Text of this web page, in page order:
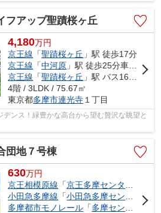
フアップ聖蹟桜ヶ丘
4,180万円
京王線 「聖蹟桜ヶ丘 」駅 徒歩17分
京王線 「中河原 」駅 徒歩25分車6分
京王線 「聖蹟桜ヶ丘 」駅 バス16分 「対鴎荘前」 停歩4分
4階 / 3LDK / 75.67㎡
東京都多摩市連光寺 １丁目
ンス！緑豊かな高台から望む贅沢な眺望と
団地７号棟
630万円
京王相模原線 「京王多摩センター
小田急多摩線 「小田急多摩センター
」駅
多摩都市モノレール 「多摩センター
」駅